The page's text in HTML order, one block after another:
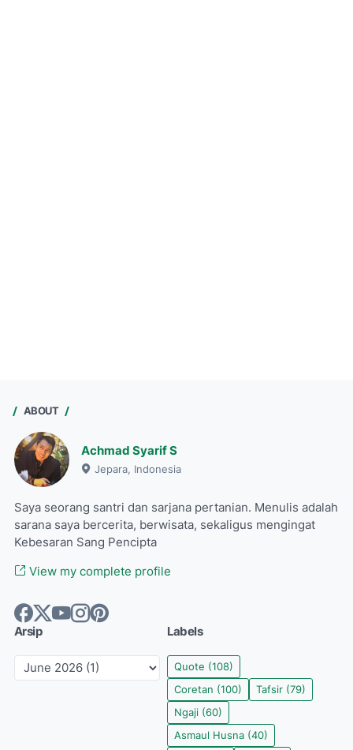
ABOUT
Achmad Syarif S
Jepara, Indonesia
Saya seorang santri dan sarjana pertanian. Menulis adalah
sarana saya bercerita, berwisata, sekaligus mengingat
Kebesaran Sang Pencipta
View my complete profile
Arsip Labels
Quote (108)
Coretan (100) Tafsir (79)
Ngaji (60)
Asmaul Husna (40)